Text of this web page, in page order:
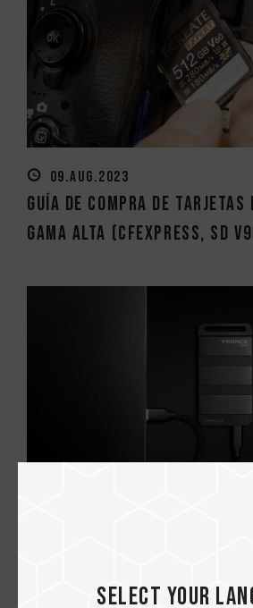
09.AUG.2023
Guía de compra de tarjetas
gama alta (CFexpress, SD
Select your